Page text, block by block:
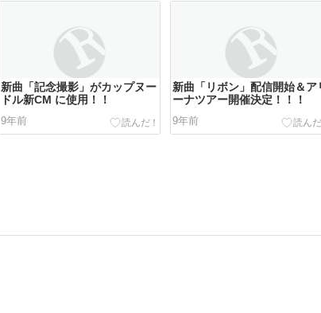
新曲「記念撮影」がカップヌー
ドル新CM に使用！！
9年前
新曲「リボン」配信開始＆ア
ーナツアー開催決定！！！
9年前